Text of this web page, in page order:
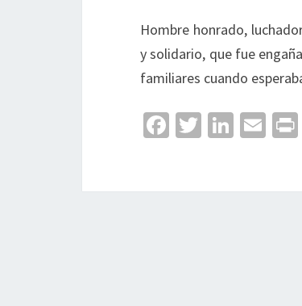
Hombre honrado,
y solidario, que fue
familiares cuando
Fa T
Li
E